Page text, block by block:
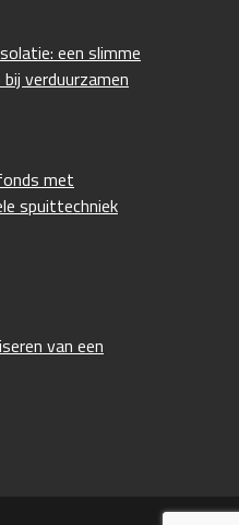
een slimme
verduurzamen
met
spuittechniek
van een